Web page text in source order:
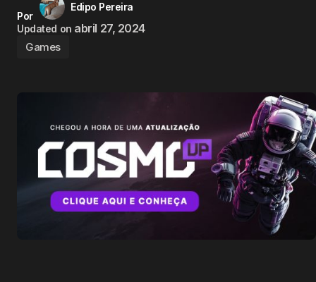
Por
Edipo Pereira
Updated on abril 27, 2024
Games